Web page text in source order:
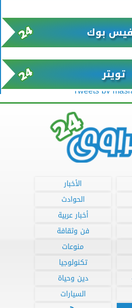
بوك
تويتر
Tweets by
الأخبار
الحوادث
أخبار عربية
فن وثقافة
منوعات
تكنولوجيا
دين وحياة
السيارات